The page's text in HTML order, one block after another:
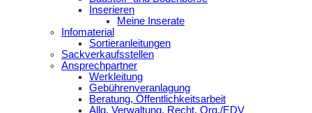
Inserieren
Meine Inserate
Infomaterial
Sortieranleitungen
Sackverkaufsstellen
Ansprechpartner
Werkleitung
Gebührenveranlagung
Beratung, Öffentlichkeitsarbeit
Allg. Verwaltung, Recht, Org./EDV